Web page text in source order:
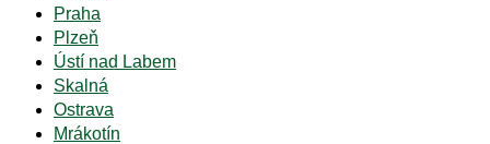
Praha
Plzeň
Ústí nad Labem
Skalná
Ostrava
Mrákotín